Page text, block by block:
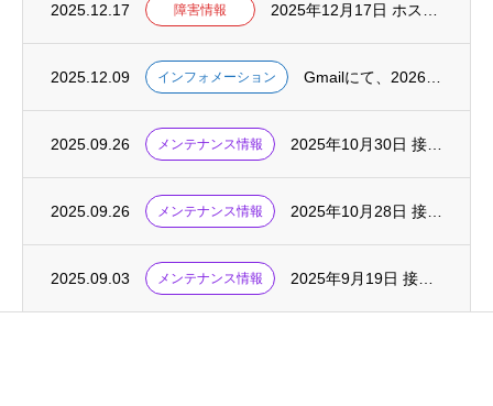
2025.12.17 障害情報
2025.12.09 インフォメーション
2025.09.26 メンテナンス情報
2025.09.26 メンテナンス情報
2025.09.03 メンテナンス情報